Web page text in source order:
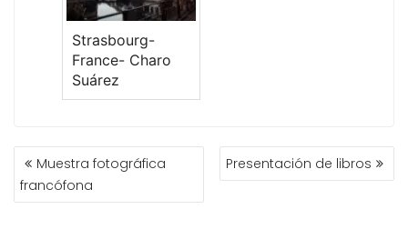
Strasbourg-
France- Charo
Suárez
NAVEGACIÓN
DE
ENTRADAS
Muestra fotográfica
francófona
Presentación de libros